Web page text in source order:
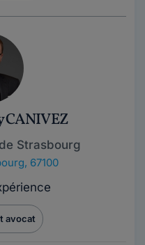
Strasbourg
67100
avocat